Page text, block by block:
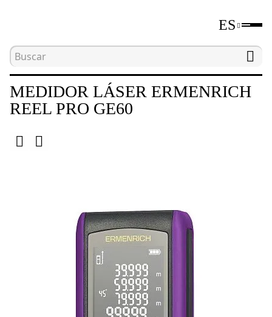
ES
Inicio Herramientas de medición de
MEDIDOR LÁSER ERMENRICH
REEL PRO GE60